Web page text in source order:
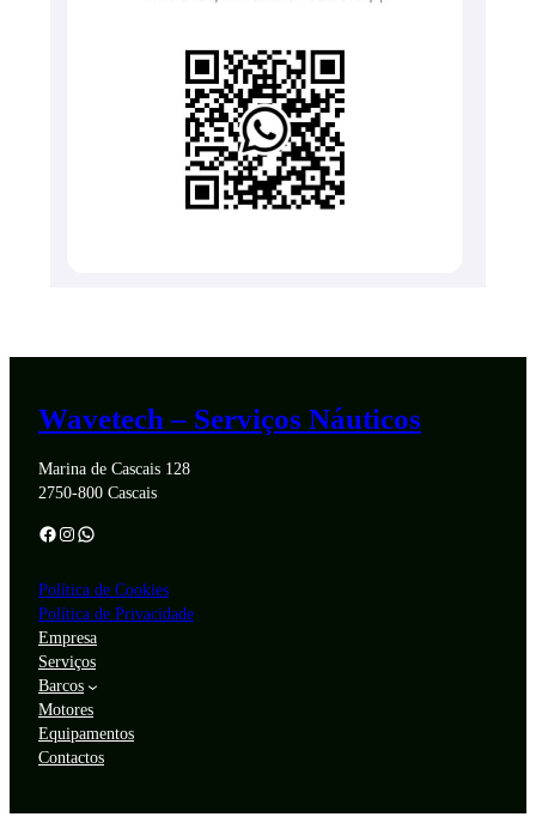
Wavetech – Serviços Náuticos
Marina de Cascais 128
2750-800 Cascais
Política de Cookies
Política de Privacidade
Empresa
Serviços
Barcos
Motores
Equipamentos
Contactos